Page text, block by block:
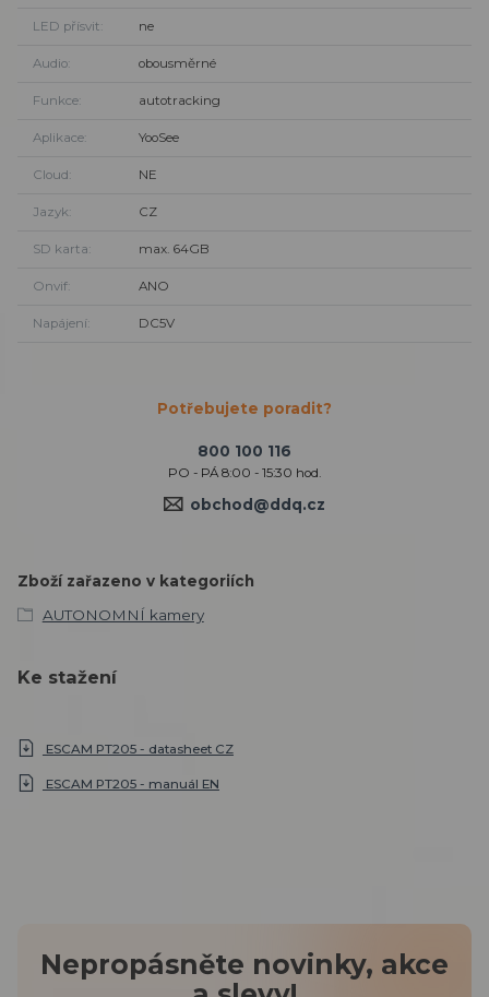
LED přísvit ne
Audio obousměrné
Funkce autotracking
Aplikace YooSee
Cloud NE
Jazyk CZ
SD karta max. 64GB
Onvif ANO
Napájení DC5V
Potřebujete poradit?
800 100 116
PO - PÁ 8:00 - 15:30 hod.
obchod@ddq.cz
Zboží zařazeno v kategoriích
AUTONOMNÍ kamery
Ke stažení
ESCAM PT205 - datasheet CZ
ESCAM PT205 - manuál EN
Nepropásněte novinky, akce